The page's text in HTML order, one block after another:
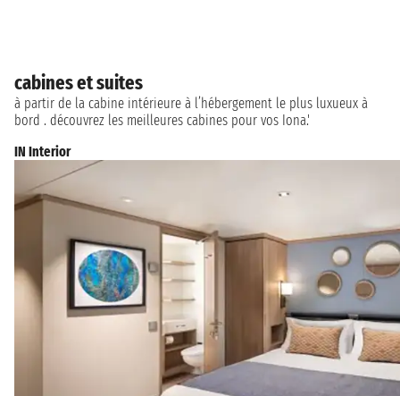
cabines et suites
à partir de la cabine intérieure à l’hébergement le plus luxueux à
bord . découvrez les meilleures cabines pour vos Iona.'
IN Interior